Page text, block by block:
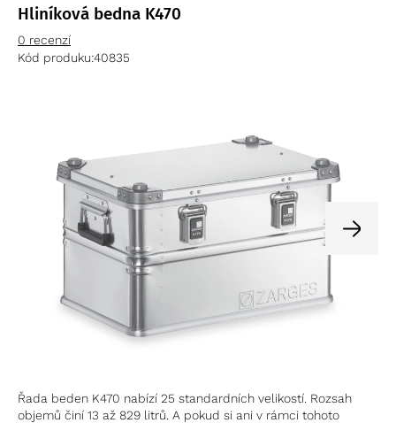
Hliníková bedna K470
0 recenzí
Kód produku:40835
Řada beden K470 nabízí 25 standardních velikostí. Rozsah
objemů činí 13 až 829 litrů. A pokud si ani v rámci tohoto